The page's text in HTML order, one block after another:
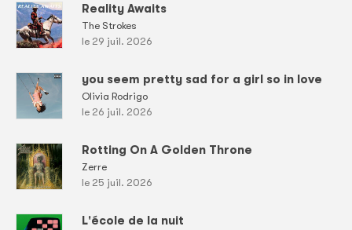
Reality Awaits
The Strokes
le 29 juil. 2026
you seem pretty sad for a girl so in love
Olivia Rodrigo
le 26 juil. 2026
Rotting On A Golden Throne
Zerre
le 25 juil. 2026
L'école de la nuit